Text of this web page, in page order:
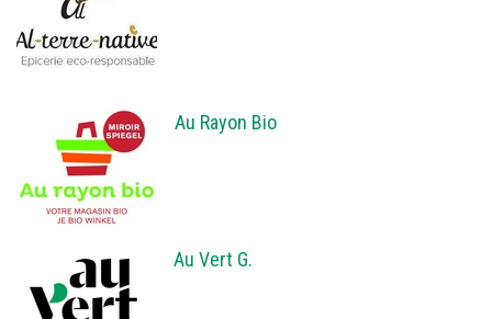
Au Rayon Bio
Au Vert G.